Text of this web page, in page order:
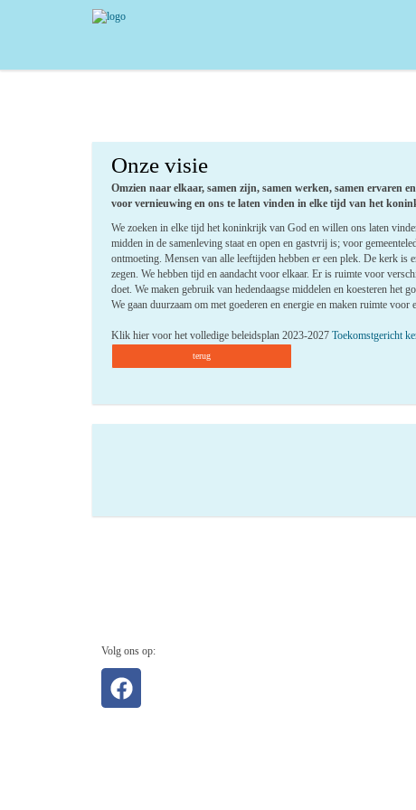
Onze visie
Omzien naar elkaar, samen zijn, samen werken, samen ervaren
voor vernieuwing en ons te laten vinden in elke tijd van het
We zoeken in elke tijd het koninkrijk van God en willen ons laten
midden in de samenleving staat en open en gastvrij is; voor
ontmoeting. Mensen van alle leeftijden hebben er een plek. De kerk
zegen. We hebben tijd en aandacht voor elkaar. Er is ruimte voor
doet. We maken gebruik van hedendaagse middelen en koesteren het
We gaan duurzaam om met goederen en energie en maken ruimte
Klik hier voor het volledige beleidsplan 2023-2027 Toekomstgericht
terug
Volg ons op: